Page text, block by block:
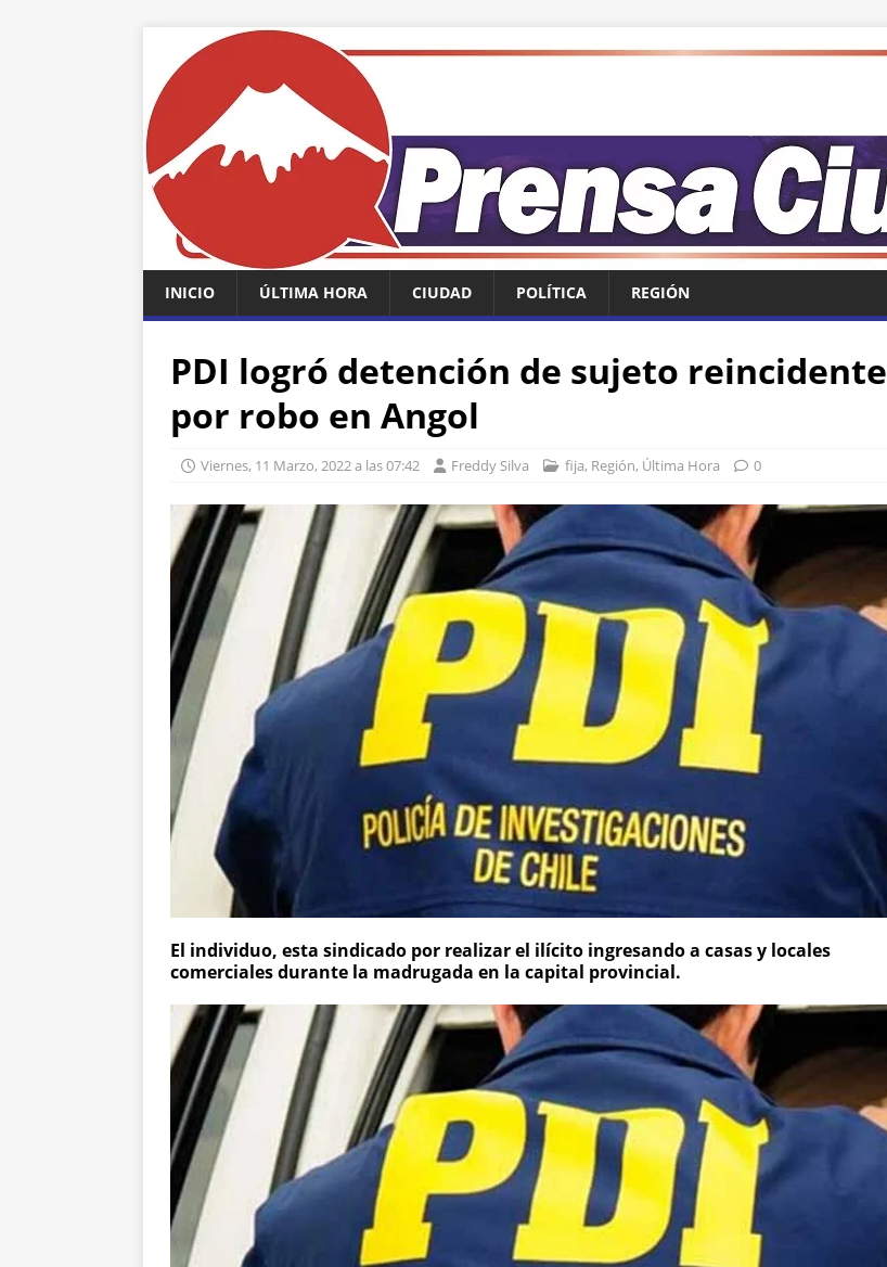
INICIO ÚLTIMA HORA CIUDAD POLÍTICA REGIÓN
PDI logró detención de sujeto reincidente
por robo en Angol
Viernes, 11 Marzo, 2022 a las 07:42 Freddy Silva fija, Región, Última Hora 0
El individuo, esta sindicado por realizar el ilícito ingresando a casas y locales
comerciales durante la madrugada en la capital provincial.